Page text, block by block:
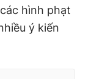
hình phạt
ý kiến